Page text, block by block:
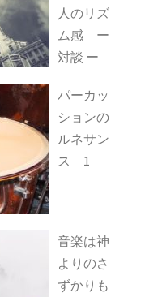
人のリズ
ム感 ー
対談 ー
パーカッ
ションの
ルネサン
ス 1
音楽は神
よりのさ
ずかりも